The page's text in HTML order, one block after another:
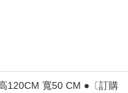
120CM 寬50 CM ●〔訂購